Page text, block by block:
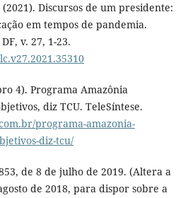
(2021). Discursos de um presidente:
em tempos de pandemia.
v. 27, 1-23.
4). Programa Amazônia
diz TCU. TeleSíntese.
programa-amazonia-
diz-tcu/
de 8 de julho de 2019. (Altera a
de 2018, para dispor sobre a